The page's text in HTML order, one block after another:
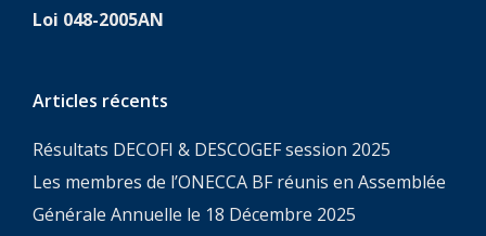
Loi 048-2005AN
Articles récents
Résultats DECOFI & DESCOGEF session 2025
Les membres de l’ONECCA BF réunis en Assemblée
Générale Annuelle le 18 Décembre 2025